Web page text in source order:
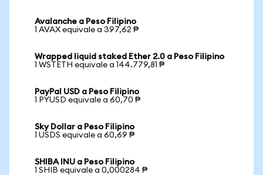
Avalanche a Peso Filipino
1 AVAX equivale a 397,62 ₱
Wrapped liquid staked Ether 2.0 a Peso Filipino
1 WSTETH equivale a 144.779,81 ₱
PayPal USD a Peso Filipino
1 PYUSD equivale a 60,70 ₱
Sky Dollar a Peso Filipino
1 USDS equivale a 60,69 ₱
SHIBA INU a Peso Filipino
1 SHIB equivale a 0,000284 ₱